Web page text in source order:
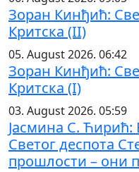
Зоран Кинђић:
Критска (II)
05. August 2026. 06:42
Зоран Кинђић:
Критска (I)
03. August 2026. 05:59
Јасмина С.
Светог деспота
прошлости – они